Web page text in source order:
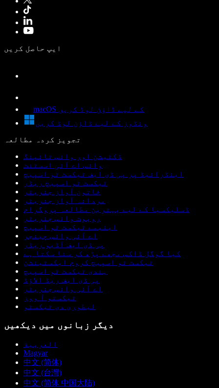
ایپ حاصل کریں
macOS کے لیے ڈاؤن لوڈ کریں
ونڈوز کے لیے ڈاؤن لوڈ کریں
تجویز کردہ مطالعہ
ڈکٹیشن اور وائس ٹائپنگ
وائس اے آئی اسسٹنٹ
اینڈرائیڈ پر پی ڈی ایف ٹیکسٹ ٹو اسپیچ
ٹیکسٹ ٹو اسپیچ ریڈر
خاتون آواز جنریٹر
مردانہ آواز جنریٹر
ڈسلیکسیا کے لیے بہترین مطالعہ پروگرام
روبوٹ وائس جنریٹر
اینیمے ٹیکسٹ ٹو اسپیچ
اے آئی وائس چینجر
پی ڈی ایف آڈیو ریڈر
کیا گوگل ڈاکس مجھے پڑھ کر سنا سکتا ہے
ٹیکسٹ ٹو اسپیچ کروم ایکسٹینشن
ہندی ٹیکسٹ ٹو اسپیچ
پی ڈی ایف ریڈ الاؤڈ
اے آئی وائس جنریٹر
ٹیکستو آ ووز
لیطوری دی ٹیکسٹو
دیگر زبانوں میں دیکھیں
العربية
Magyar
中文 (简体)
中文 (台灣)
中文 (简体 中国大陆)